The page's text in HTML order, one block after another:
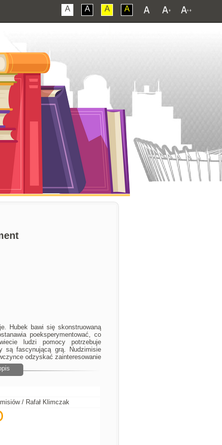
A A A A
Hubek bawi się skonstruowaną
poeksperymentować, co
ludzi pomocy potrzebuje
są fascynującą grą. Nudzimisie
odzyskać zainteresowanie
/ Rafał Klimczak